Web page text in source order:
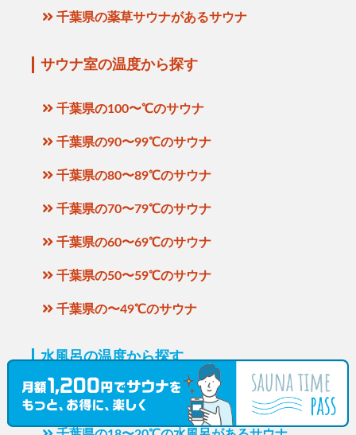
千葉県の薬草サウナがあるサウナ
サウナ室の温度から探す
千葉県の100〜℃のサウナ
千葉県の90〜99℃のサウナ
千葉県の80〜89℃のサウナ
千葉県の70〜79℃のサウナ
千葉県の60〜69℃のサウナ
千葉県の50〜59℃のサウナ
千葉県の〜49℃のサウナ
水風呂の温度から探す
千葉県の21〜℃の水風呂があるサウナ